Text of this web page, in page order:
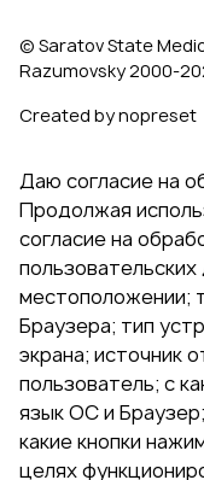
© Saratov State
Razumovsky
Created by nopreset
Даю согласие на
Продолжая
согласие на
местоположении;
Браузера; тип
экрана; источник
пользователь; с
язык ОС и
какие кнопки
целях